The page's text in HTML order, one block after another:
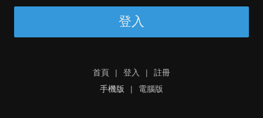
登入
首頁 | 登入 |
註冊
手機版
| 電腦版